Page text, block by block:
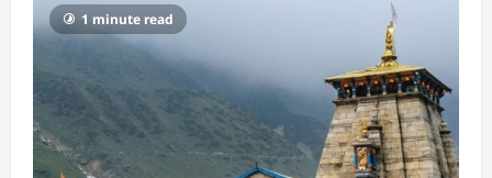
1 minute read